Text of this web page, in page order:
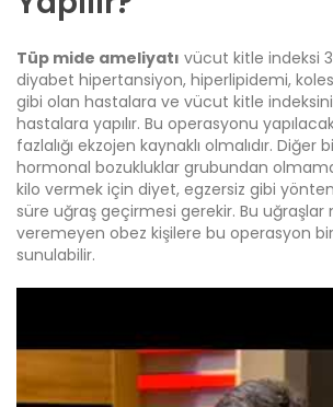
Tüp mide ameliyatı vücut kitle indeksi
diyabet hipertansiyon, hiperlipidemi,
gibi olan hastalara ve vücut kitle
hastalara yapılır. Bu operasyonu
fazlalığı ekzojen kaynaklı olmalıdır. Diğer
hormonal bozukluklar grubundan
kilo vermek için diyet, egzersiz gibi
süre uğraş geçirmesi gerekir. Bu uğraşlar
veremeyen obez kişilere bu operasyon
sunulabilir.